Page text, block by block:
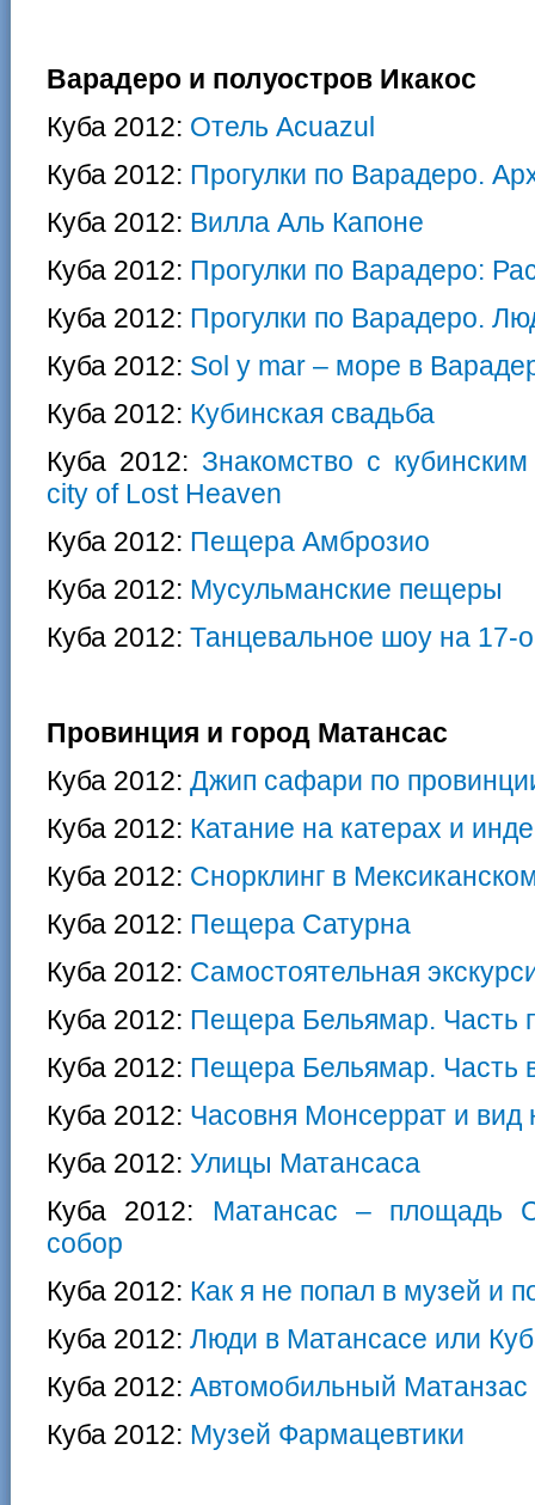
Варадеро и полуостров Икакос
Куба 2012: Отель Acuazul
Куба 2012: Прогулки по Варадеро.
Куба 2012: Вилла Аль Капоне
Куба 2012: Прогулки по Варадеро:
Куба 2012: Прогулки по Варадеро.
Куба 2012: Sol y mar – море в
Куба 2012: Кубинская свадьба
Куба 2012: Знакомство с
city of Lost Heaven
Куба 2012: Пещера Амброзио
Куба 2012: Мусульманские пещеры
Куба 2012: Танцевальное шоу на 17-
Провинция и город Матансас
Куба 2012: Джип сафари по
Куба 2012: Катание на катерах и
Куба 2012: Снорклинг в
Куба 2012: Пещера Сатурна
Куба 2012: Самостоятельная
Куба 2012: Пещера Бельямар. Часть
Куба 2012: Пещера Бельямар. Часть
Куба 2012: Часовня Монсеррат и
Куба 2012: Улицы Матансаса
Куба 2012: Матансас – площадь
собор
Куба 2012: Как я не попал в музей и
Куба 2012: Люди в Матансасе или
Куба 2012: Автомобильный Матанзас
Куба 2012: Музей Фармацевтики